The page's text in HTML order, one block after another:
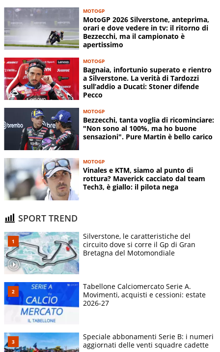
MOTOGP
MotoGP 2026 Silverstone, anteprima,
orari e dove vedere in tv: il ritorno di
Bezzecchi, ma il campionato è
apertissimo
MOTOGP
Bagnaia, infortunio superato e rientro
a Silverstone. La verità di Tardozzi
sull’addio a Ducati: Stoner difende
Pecco
MOTOGP
Bezzecchi, tanta voglia di ricominciare:
"Non sono al 100%, ma ho buone
sensazioni". Pure Martin è bello carico
MOTOGP
Vinales e KTM, siamo al punto di
rottura? Maverick cacciato dal team
Tech3, è giallo: il pilota nega
SPORT TREND
Silverstone, le caratteristiche del
circuito dove si corre il Gp di Gran
Bretagna del Motomondiale
Tabellone Calciomercato Serie A.
Movimenti, acquisti e cessioni: estate
2026-27
Speciale abbonamenti Serie B: i numeri
aggiornati delle venti squadre cadette